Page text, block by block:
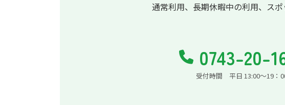
通常利用、長期休暇中の利用、ス
0743-20-
受付時間 平日 13:00～19：